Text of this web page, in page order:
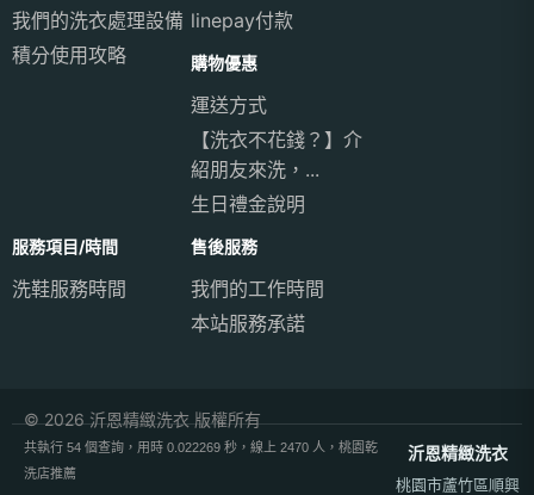
我們的洗衣處理設備
積分使用攻略
linepay付款
購物優惠
運送方式
【洗衣不花錢？】介
紹朋友來洗，...
生日禮金說明
服務項目/時間
洗鞋服務時間
售後服務
我們的工作時間
本站服務承諾
© 2026 沂恩精緻洗衣 版權所有
共執行 54 個查詢，用時 0.022269 秒，線上 2470 人，桃園乾
洗店推薦
沂恩精緻洗衣
桃園市蘆竹區順興